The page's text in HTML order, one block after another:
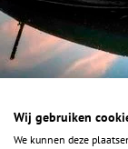
Wij gebruiken
We kunnen deze